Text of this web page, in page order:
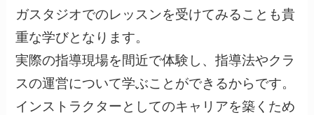
ガスタジオでのレッスンを受けてみることも貴
重な学びとなります。
実際の指導現場を間近で体験し、指導法やクラ
スの運営について学ぶことができるからです。
インストラクターとしてのキャリアを築くため